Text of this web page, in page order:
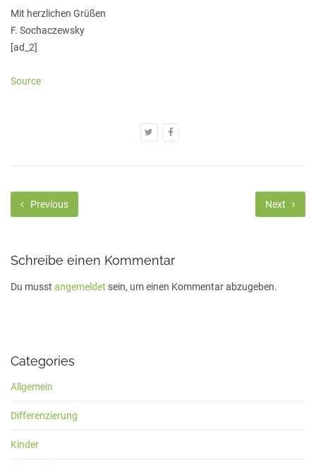
Mit herzlichen Grüßen
F. Sochaczewsky
[ad_2]
Source
Previous Next
Schreibe einen Kommentar
Du musst angemeldet sein, um einen Kommentar abzugeben.
Categories
Allgemein
Differenzierung
Kinder